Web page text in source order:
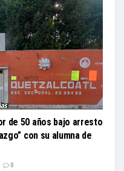
de 50 años bajo arresto
con su alumna de
0